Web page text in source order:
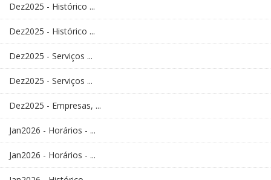
Dez2025 - Histórico ...
Dez2025 - Histórico ...
Dez2025 - Serviços ...
Dez2025 - Serviços ...
Dez2025 - Empresas, ...
Jan2026 - Horários - ...
Jan2026 - Horários - ...